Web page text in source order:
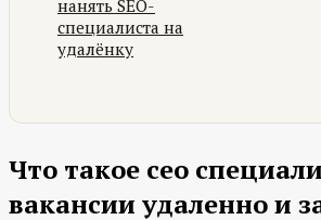
нанять SEO-
специалиста на
удалёнку
Что такое сео
вакансии удаленно и